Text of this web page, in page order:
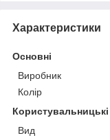
Характеристики
Основні
Виробник
Колір
Вид